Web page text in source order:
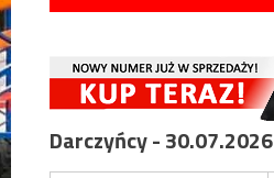
Darczyńcy - 30.07.2026